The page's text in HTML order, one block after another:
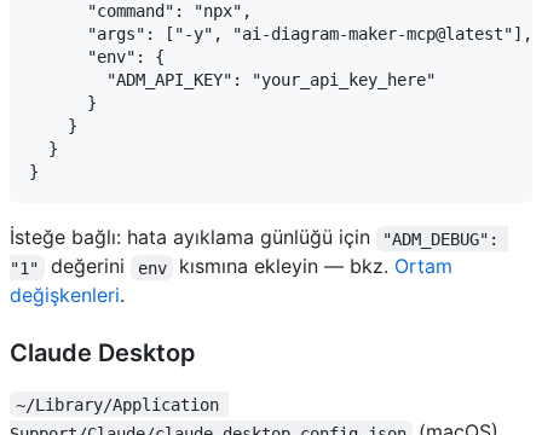
      "command": "npx",
      "args": ["-y", "ai-diagram-maker-mcp@latest"],
      "env": {
        "ADM_API_KEY": "your_api_key_here"
      }
    }
  }
İsteğe bağlı: hata ayıklama günlüğü için
"ADM_DEBUG":
"1"
değerini env kısmına ekleyin — bkz. Ortam
değişkenleri.
Claude Desktop
~/Library/Application